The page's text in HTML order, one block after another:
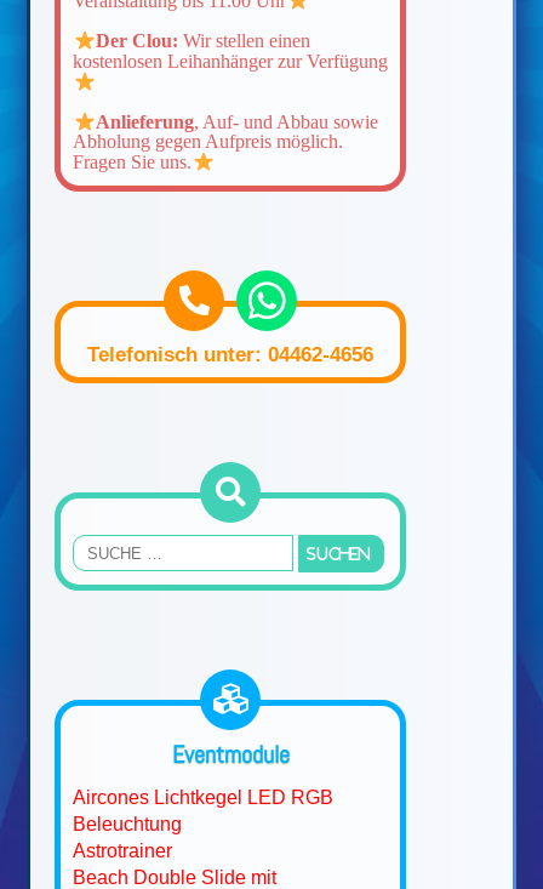
Der Clou: Wir stellen einen
kostenlosen Leihanhänger zur Verfügung
Anlieferung, Auf- und Abbau sowie
Abholung gegen Aufpreis möglich.
Fragen Sie uns.
Telefonisch unter: 04462-4656
Eventmodule
Aircones Lichtkegel LED RGB
Beleuchtung
Astrotrainer
Beach Double Slide mit